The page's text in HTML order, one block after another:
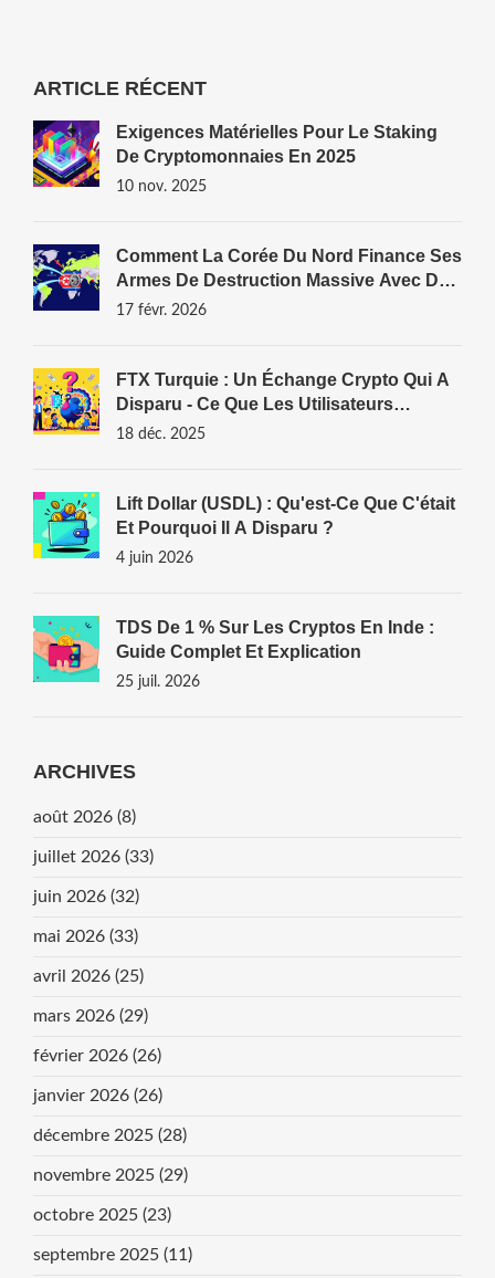
ARTICLE RÉCENT
Exigences Matérielles Pour Le Staking
De Cryptomonnaies En 2025
10 nov. 2025
Comment La Corée Du Nord Finance Ses
Armes De Destruction Massive Avec Des
Cryptomonnaies Volées
17 févr. 2026
FTX Turquie : Un Échange Crypto Qui A
Disparu - Ce Que Les Utilisateurs
Doivent Savoir
18 déc. 2025
Lift Dollar (USDL) : Qu'est-Ce Que C'était
Et Pourquoi Il A Disparu ?
4 juin 2026
TDS De 1 % Sur Les Cryptos En Inde :
Guide Complet Et Explication
25 juil. 2026
ARCHIVES
août 2026 (8)
juillet 2026 (33)
juin 2026 (32)
mai 2026 (33)
avril 2026 (25)
mars 2026 (29)
février 2026 (26)
janvier 2026 (26)
décembre 2025 (28)
novembre 2025 (29)
octobre 2025 (23)
septembre 2025 (11)